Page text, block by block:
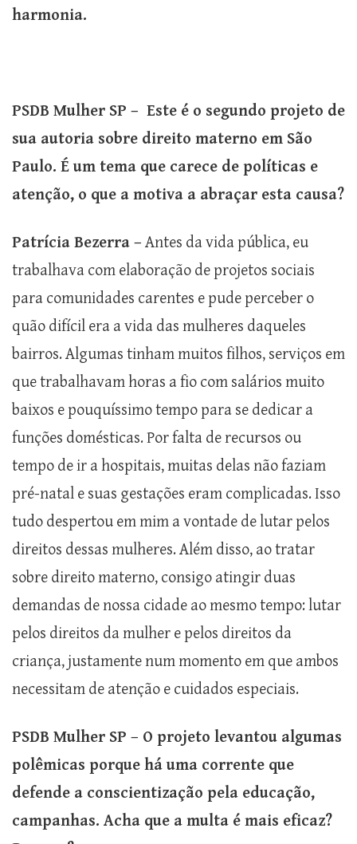
harmonia.
PSDB Mulher SP – Este é o segundo projeto de
sua autoria sobre direito materno em São
Paulo. É um tema que carece de políticas e
atenção, o que a motiva a abraçar esta causa?
Patrícia Bezerra – Antes da vida pública, eu
trabalhava com elaboração de projetos sociais
para comunidades carentes e pude perceber o
quão difícil era a vida das mulheres daqueles
bairros. Algumas tinham muitos filhos, serviços em
que trabalhavam horas a fio com salários muito
baixos e pouquíssimo tempo para se dedicar a
funções domésticas. Por falta de recursos ou
tempo de ir a hospitais, muitas delas não faziam
pré-natal e suas gestações eram complicadas. Isso
tudo despertou em mim a vontade de lutar pelos
direitos dessas mulheres. Além disso, ao tratar
sobre direito materno, consigo atingir duas
demandas de nossa cidade ao mesmo tempo: lutar
pelos direitos da mulher e pelos direitos da
criança, justamente num momento em que ambos
necessitam de atenção e cuidados especiais.
PSDB Mulher SP – O projeto levantou algumas
polêmicas porque há uma corrente que
defende a conscientização pela educação,
campanhas. Acha que a multa é mais eficaz?